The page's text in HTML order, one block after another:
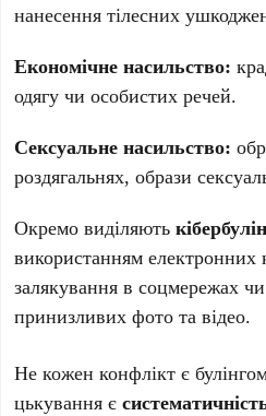
нанесення тілесних
Економічне насильство:
одягу чи особистих речей.
Сексуальне насильство:
роздягальнях, образи
Окремо виділяють
використанням електронних
залякування в соцмережах чи
принизливих фото та відео.
Не кожен конфлікт є
цькування є